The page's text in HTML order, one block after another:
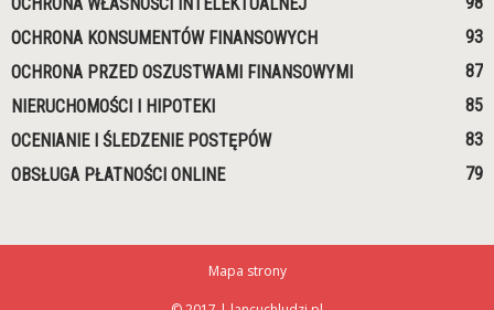
OCHRONA KONSUMENTÓW FINANSOWYCH
93
OCHRONA PRZED OSZUSTWAMI FINANSOWYMI
87
NIERUCHOMOŚCI I HIPOTEKI
85
OCENIANIE I ŚLEDZENIE POSTĘPÓW
83
OBSŁUGA PŁATNOŚCI ONLINE
79
Mapa strony